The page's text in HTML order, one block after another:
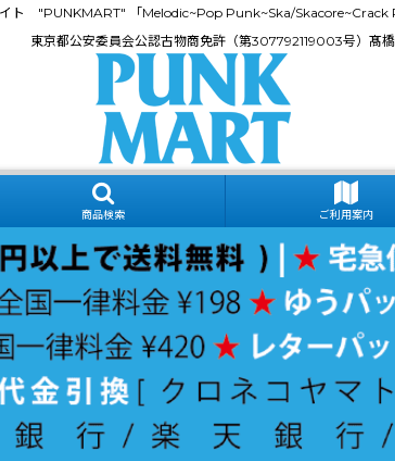
ト "PUNKMART" 「Melodic~Pop Punk~Ska/Skacore~Crack
東京都公安委員会公認古物商免許（第307792119003号）髙
商品検索 ご利用案内